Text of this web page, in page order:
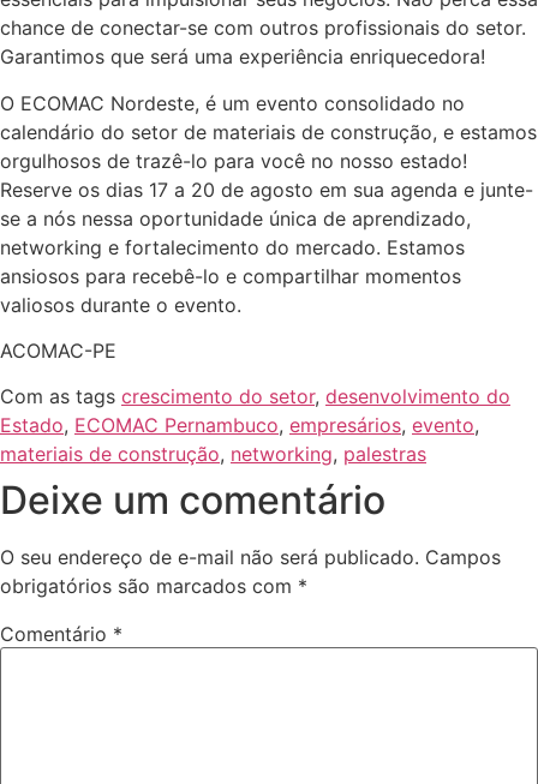
chance de conectar-se com outros profissionais do setor.
Garantimos que será uma experiência enriquecedora!
O ECOMAC Nordeste, é um evento consolidado no
calendário do setor de materiais de construção, e estamos
orgulhosos de trazê-lo para você no nosso estado!
Reserve os dias 17 a 20 de agosto em sua agenda e junte-
se a nós nessa oportunidade única de aprendizado,
networking e fortalecimento do mercado. Estamos
ansiosos para recebê-lo e compartilhar momentos
valiosos durante o evento.
ACOMAC-PE
Com as tags crescimento do setor, desenvolvimento do
Estado, ECOMAC Pernambuco, empresários, evento,
materiais de construção, networking, palestras
Deixe um comentário
O seu endereço de e-mail não será publicado. Campos
obrigatórios são marcados com *
Comentário *